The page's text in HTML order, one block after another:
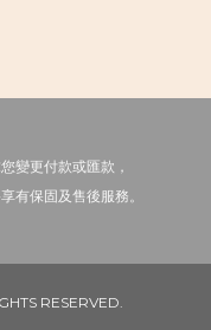
變更付款或匯款，
有保固及售後服務。
RESERVED.